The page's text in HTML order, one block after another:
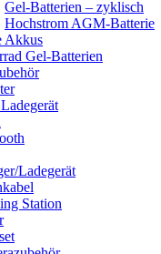
Gel-Batterien – zyklisch
Hochstrom AGM-Batterie
Akkus
Gel-Batterien
Ladegerät
Station